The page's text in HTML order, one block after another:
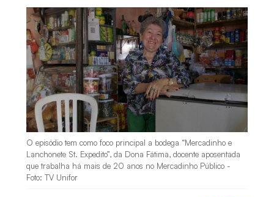
O episódio tem como foco principal a bodega “Mercadinho e
Lanchonete St. Expedito”, da Dona Fátima, docente aposentada
que trabalha há mais de 20 anos no Mercadinho Público -
Foto: TV Unifor